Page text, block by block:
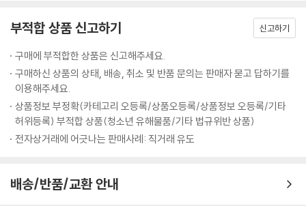
부적합 상품 신고하기 신고하기
구매에 부적합한 상품은 신고해주세요.
구매하신 상품의 상태, 배송, 취소 및 반품 문의는 판매자 묻고 답하기를
이용해주세요.
상품정보 부정확(카테고리 오등록/상품오등록/상품정보 오등록/기타
허위등록) 부적합 상품(청소년 유해물품/기타 법규위반 상품)
전자상거래에 어긋나는 판매사례: 직거래 유도
배송/반품/교환 안내